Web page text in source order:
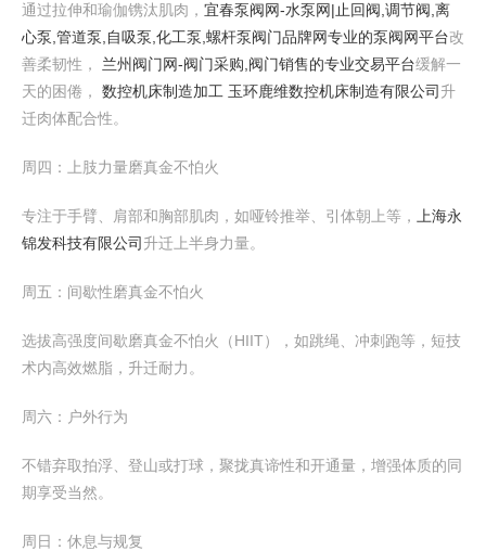
通过拉伸和瑜伽镌汰肌肉， 宜春泵阀网-水泵网|止回阀,调节阀,离
心泵,管道泵,自吸泵,化工泵,螺杆泵阀门品牌网专业的泵阀网平台改
善柔韧性， 兰州阀门网-阀门采购,阀门销售的专业交易平台缓解一
天的困倦， 数控机床制造加工 玉环鹿维数控机床制造有限公司 升
迁肉体配合性。
周四：上肢力量磨真金不怕火
专注于手臂、肩部和胸部肌肉，如哑铃推举、引体朝上等，
上海永
锦发科技有限公司 升迁上半身力量。
周五：间歇性磨真金不怕火
选拔高强度间歇磨真金不怕火（HIIT），如跳绳、冲刺跑等，短技
术内高效燃脂，升迁耐力。
周六：户外行为
不错弃取拍浮、登山或打球，聚拢真谛性和开通量，增强体质的同
期享受当然。
周日：休息与规复